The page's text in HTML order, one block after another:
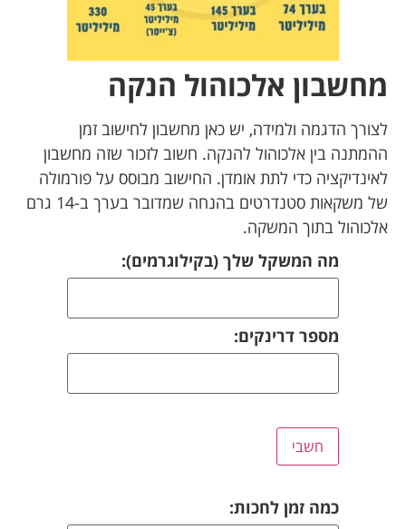
מחשבון אלכוהול הנקה
לצורך הדגמה ולמידה, יש כאן מחשבון לחישוב זמן
ההמתנה בין אלכוהול להנקה. חשוב לזכור שזה מחשבון
לאינדיקציה כדי לתת אומדן. החישוב מבוסס על פורמולה
של משקאות סטנדרטים בהנחה שמדובר בערך ב-14 גרם
אלכוהול בתוך המשקה.
מה המשקל שלך (בקילוגרמים):
מספר דרינקים:
כמה זמן לחכות: